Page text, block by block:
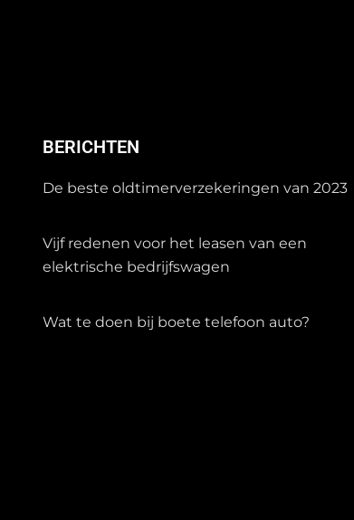
BERICHTEN
De beste oldtimerverzekeringen van 2023
Vijf redenen voor het leasen van een
elektrische bedrijfswagen
Wat te doen bij boete telefoon auto?